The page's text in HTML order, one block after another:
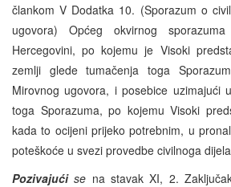
člankom V Dodatka 10. (Sporazum o
ugovora) Općeg okvirnog
Hercegovini, po kojemu je Visoki
zemlji glede tumačenja toga
Mirovnog ugovora, i posebice uzimajući
toga Sporazuma, po kojemu Visoki
kada to ocijeni prijeko potrebnim, u
poteškoće u svezi provedbe civilnoga
Pozivajućise na stavak XI, 2.